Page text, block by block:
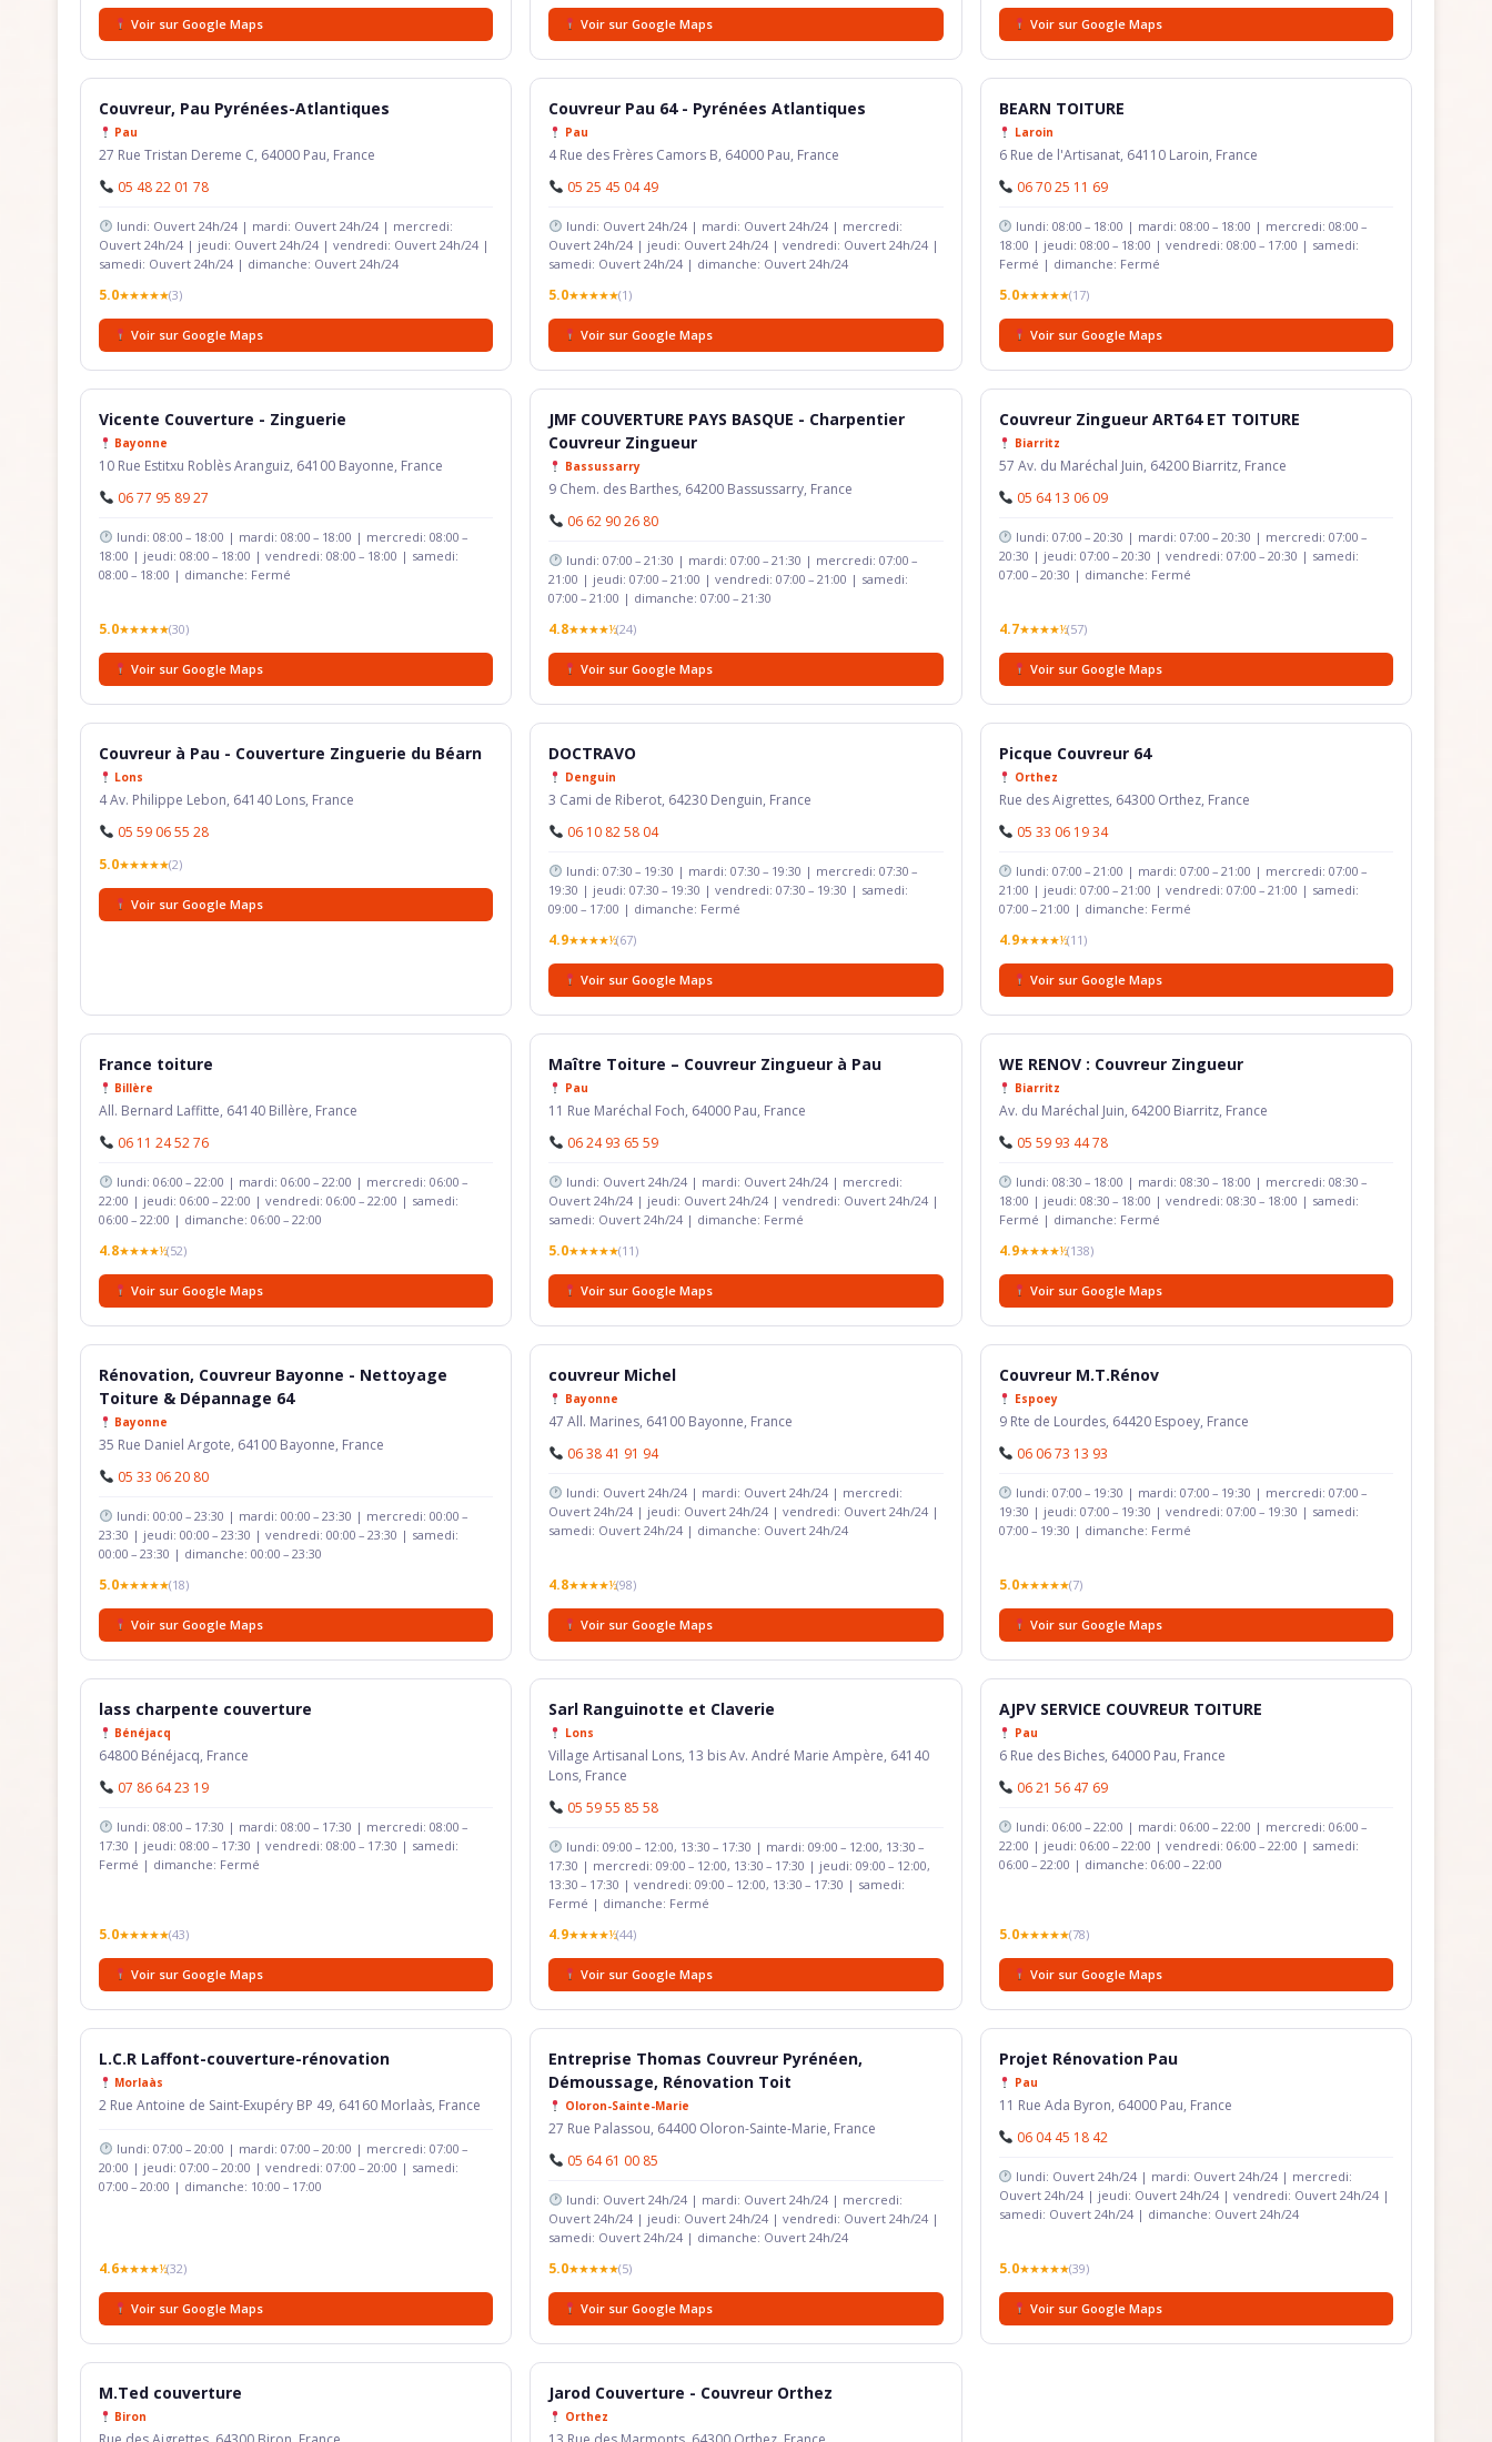
Voir sur Google Maps Voir sur Google Maps Voir sur Google Maps
Couvreur, Pau Pyrénées-Atlantiques
Pau
27 Rue Tristan Dereme C, 64000 Pau, France
05 48 22 01 78
lundi: Ouvert 24h/24 | mardi: Ouvert 24h/24 | mercredi:
Ouvert 24h/24 | jeudi: Ouvert 24h/24 | vendredi: Ouvert 24h/24 |
samedi: Ouvert 24h/24 | dimanche: Ouvert 24h/24
5.0★★★★★(3)
Voir sur Google Maps
Couvreur Pau 64 - Pyrénées Atlantiques
Pau
4 Rue des Frères Camors B, 64000 Pau, France
05 25 45 04 49
lundi: Ouvert 24h/24 | mardi: Ouvert 24h/24 | mercredi:
Ouvert 24h/24 | jeudi: Ouvert 24h/24 | vendredi: Ouvert 24h/24 |
samedi: Ouvert 24h/24 | dimanche: Ouvert 24h/24
5.0★★★★★(1)
Voir sur Google Maps
BEARN TOITURE
Laroin
6 Rue de l'Artisanat, 64110 Laroin, France
06 70 25 11 69
lundi: 08:00 – 18:00 | mardi: 08:00 – 18:00 | mercredi: 08:00 –
18:00 | jeudi: 08:00 – 18:00 | vendredi: 08:00 – 17:00 | samedi:
Fermé | dimanche: Fermé
5.0★★★★★(17)
Voir sur Google Maps
Vicente Couverture - Zinguerie
Bayonne
10 Rue Estitxu Roblès Aranguiz, 64100 Bayonne, France
06 77 95 89 27
lundi: 08:00 – 18:00 | mardi: 08:00 – 18:00 | mercredi: 08:00 –
18:00 | jeudi: 08:00 – 18:00 | vendredi: 08:00 – 18:00 | samedi:
08:00 – 18:00 | dimanche: Fermé
5.0★★★★★(30)
Voir sur Google Maps
JMF COUVERTURE PAYS BASQUE - Charpentier
Couvreur Zingueur
Bassussarry
9 Chem. des Barthes, 64200 Bassussarry, France
06 62 90 26 80
lundi: 07:00 – 21:30 | mardi: 07:00 – 21:30 | mercredi: 07:00 –
21:00 | jeudi: 07:00 – 21:00 | vendredi: 07:00 – 21:00 | samedi:
07:00 – 21:00 | dimanche: 07:00 – 21:30
4.8★★★★½(24)
Voir sur Google Maps
Couvreur Zingueur ART64 ET TOITURE
Biarritz
57 Av. du Maréchal Juin, 64200 Biarritz, France
05 64 13 06 09
lundi: 07:00 – 20:30 | mardi: 07:00 – 20:30 | mercredi: 07:00 –
20:30 | jeudi: 07:00 – 20:30 | vendredi: 07:00 – 20:30 | samedi:
07:00 – 20:30 | dimanche: Fermé
4.7★★★★½(57)
Voir sur Google Maps
Couvreur à Pau - Couverture Zinguerie du Béarn
Lons
4 Av. Philippe Lebon, 64140 Lons, France
05 59 06 55 28
5.0★★★★★(2)
Voir sur Google Maps
DOCTRAVO
Denguin
3 Cami de Riberot, 64230 Denguin, France
06 10 82 58 04
lundi: 07:30 – 19:30 | mardi: 07:30 – 19:30 | mercredi: 07:30 –
19:30 | jeudi: 07:30 – 19:30 | vendredi: 07:30 – 19:30 | samedi:
09:00 – 17:00 | dimanche: Fermé
4.9★★★★½(67)
Voir sur Google Maps
Picque Couvreur 64
Orthez
Rue des Aigrettes, 64300 Orthez, France
05 33 06 19 34
lundi: 07:00 – 21:00 | mardi: 07:00 – 21:00 | mercredi: 07:00 –
21:00 | jeudi: 07:00 – 21:00 | vendredi: 07:00 – 21:00 | samedi:
07:00 – 21:00 | dimanche: Fermé
4.9★★★★½(11)
Voir sur Google Maps
France toiture
Billère
All. Bernard Laffitte, 64140 Billère, France
06 11 24 52 76
lundi: 06:00 – 22:00 | mardi: 06:00 – 22:00 | mercredi: 06:00 –
22:00 | jeudi: 06:00 – 22:00 | vendredi: 06:00 – 22:00 | samedi:
06:00 – 22:00 | dimanche: 06:00 – 22:00
4.8★★★★½(52)
Voir sur Google Maps
Maître Toiture – Couvreur Zingueur à Pau
Pau
11 Rue Maréchal Foch, 64000 Pau, France
06 24 93 65 59
lundi: Ouvert 24h/24 | mardi: Ouvert 24h/24 | mercredi:
Ouvert 24h/24 | jeudi: Ouvert 24h/24 | vendredi: Ouvert 24h/24 |
samedi: Ouvert 24h/24 | dimanche: Fermé
5.0★★★★★(11)
Voir sur Google Maps
WE RENOV : Couvreur Zingueur
Biarritz
Av. du Maréchal Juin, 64200 Biarritz, France
05 59 93 44 78
lundi: 08:30 – 18:00 | mardi: 08:30 – 18:00 | mercredi: 08:30 –
18:00 | jeudi: 08:30 – 18:00 | vendredi: 08:30 – 18:00 | samedi:
Fermé | dimanche: Fermé
4.9★★★★½(138)
Voir sur Google Maps
Rénovation, Couvreur Bayonne - Nettoyage
Toiture & Dépannage 64
Bayonne
35 Rue Daniel Argote, 64100 Bayonne, France
05 33 06 20 80
lundi: 00:00 – 23:30 | mardi: 00:00 – 23:30 | mercredi: 00:00 –
23:30 | jeudi: 00:00 – 23:30 | vendredi: 00:00 – 23:30 | samedi:
00:00 – 23:30 | dimanche: 00:00 – 23:30
5.0★★★★★(18)
Voir sur Google Maps
couvreur Michel
Bayonne
47 All. Marines, 64100 Bayonne, France
06 38 41 91 94
lundi: Ouvert 24h/24 | mardi: Ouvert 24h/24 | mercredi:
Ouvert 24h/24 | jeudi: Ouvert 24h/24 | vendredi: Ouvert 24h/24 |
samedi: Ouvert 24h/24 | dimanche: Ouvert 24h/24
4.8★★★★½(98)
Voir sur Google Maps
Couvreur M.T.Rénov
Espoey
9 Rte de Lourdes, 64420 Espoey, France
06 06 73 13 93
lundi: 07:00 – 19:30 | mardi: 07:00 – 19:30 | mercredi: 07:00 –
19:30 | jeudi: 07:00 – 19:30 | vendredi: 07:00 – 19:30 | samedi:
07:00 – 19:30 | dimanche: Fermé
5.0★★★★★(7)
Voir sur Google Maps
lass charpente couverture
Bénéjacq
64800 Bénéjacq, France
07 86 64 23 19
lundi: 08:00 – 17:30 | mardi: 08:00 – 17:30 | mercredi: 08:00 –
17:30 | jeudi: 08:00 – 17:30 | vendredi: 08:00 – 17:30 | samedi:
Fermé | dimanche: Fermé
5.0★★★★★(43)
Voir sur Google Maps
Sarl Ranguinotte et Claverie
Lons
Village Artisanal Lons, 13 bis Av. André Marie Ampère, 64140
Lons, France
05 59 55 85 58
lundi: 09:00 – 12:00, 13:30 – 17:30 | mardi: 09:00 – 12:00, 13:30 –
17:30 | mercredi: 09:00 – 12:00, 13:30 – 17:30 | jeudi: 09:00 – 12:00,
13:30 – 17:30 | vendredi: 09:00 – 12:00, 13:30 – 17:30 | samedi:
Fermé | dimanche: Fermé
4.9★★★★½(44)
Voir sur Google Maps
AJPV SERVICE COUVREUR TOITURE
Pau
6 Rue des Biches, 64000 Pau, France
06 21 56 47 69
lundi: 06:00 – 22:00 | mardi: 06:00 – 22:00 | mercredi: 06:00 –
22:00 | jeudi: 06:00 – 22:00 | vendredi: 06:00 – 22:00 | samedi:
06:00 – 22:00 | dimanche: 06:00 – 22:00
5.0★★★★★(78)
Voir sur Google Maps
L.C.R Laffont-couverture-rénovation
Morlaàs
2 Rue Antoine de Saint-Exupéry BP 49, 64160 Morlaàs, France
lundi: 07:00 – 20:00 | mardi: 07:00 – 20:00 | mercredi: 07:00 –
20:00 | jeudi: 07:00 – 20:00 | vendredi: 07:00 – 20:00 | samedi:
07:00 – 20:00 | dimanche: 10:00 – 17:00
4.6★★★★½(32)
Voir sur Google Maps
Entreprise Thomas Couvreur Pyrénéen,
Démoussage, Rénovation Toit
Oloron-Sainte-Marie
27 Rue Palassou, 64400 Oloron-Sainte-Marie, France
05 64 61 00 85
lundi: Ouvert 24h/24 | mardi: Ouvert 24h/24 | mercredi:
Ouvert 24h/24 | jeudi: Ouvert 24h/24 | vendredi: Ouvert 24h/24 |
samedi: Ouvert 24h/24 | dimanche: Ouvert 24h/24
5.0★★★★★(5)
Voir sur Google Maps
Projet Rénovation Pau
Pau
11 Rue Ada Byron, 64000 Pau, France
06 04 45 18 42
lundi: Ouvert 24h/24 | mardi: Ouvert 24h/24 | mercredi:
Ouvert 24h/24 | jeudi: Ouvert 24h/24 | vendredi: Ouvert 24h/24 |
samedi: Ouvert 24h/24 | dimanche: Ouvert 24h/24
5.0★★★★★(39)
Voir sur Google Maps
M.Ted couverture
Biron
Jarod Couverture - Couvreur Orthez
Orthez